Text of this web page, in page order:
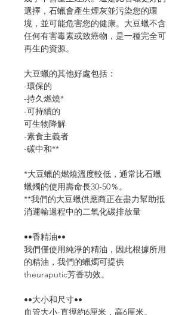
選擇，石蠟會產生煙灰並污染您的環
境，並可能危害您的健康。大豆蠟不含
任何有害毒素或致癌物，是一種完全可
再生的資源。
大豆蠟的其他好處包括：
-環保的
-持久燃燒*
-可持續的
可生物降解
-素食主義者
-碳中和**
*大豆蠟的燃燒溫度較低，通常比石蠟
蠟燭的使用壽命長30-50％。
**我們的大豆蠟供應商正在盡力幫助抵
消運輸過程中的二氧化碳排放量
••香精油••
我們僅使用純淨的精油，因此根據所用
的精油，我們的蠟燭可提供
theuraputic芳香功效。
••大小和尺寸••
血管大小-直徑約6厘米，高6厘米。